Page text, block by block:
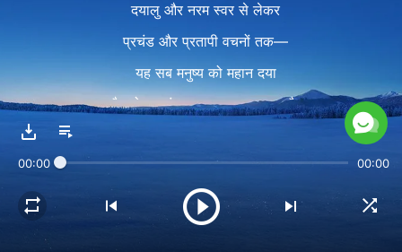
दयालु और नरम स्वर से लेकर
प्रचंड और प्रतापी वचनों तक—
यह सब मनुष्य को महान दया
और घोर आतंक का अनुभव करवाता है।
वह हमारे अंदर गहरे छिपे रहस्यों पर सीधे चोट करता है;
उसके वचन हमारे हृदयों में डंक मारते हैं,
हमारी आत्माओं में डंक मारते हैं,
00:00 00:00